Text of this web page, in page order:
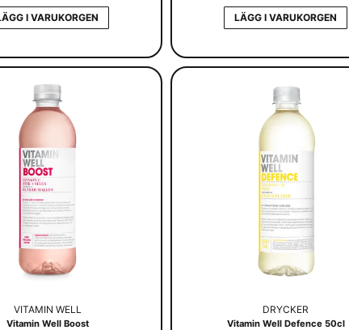
I VARUKORGEN LÄGG I VARUKORGEN
VITAMIN WELL
Vitamin Well Boost
DRYCKER
Vitamin Well Defence 50cl